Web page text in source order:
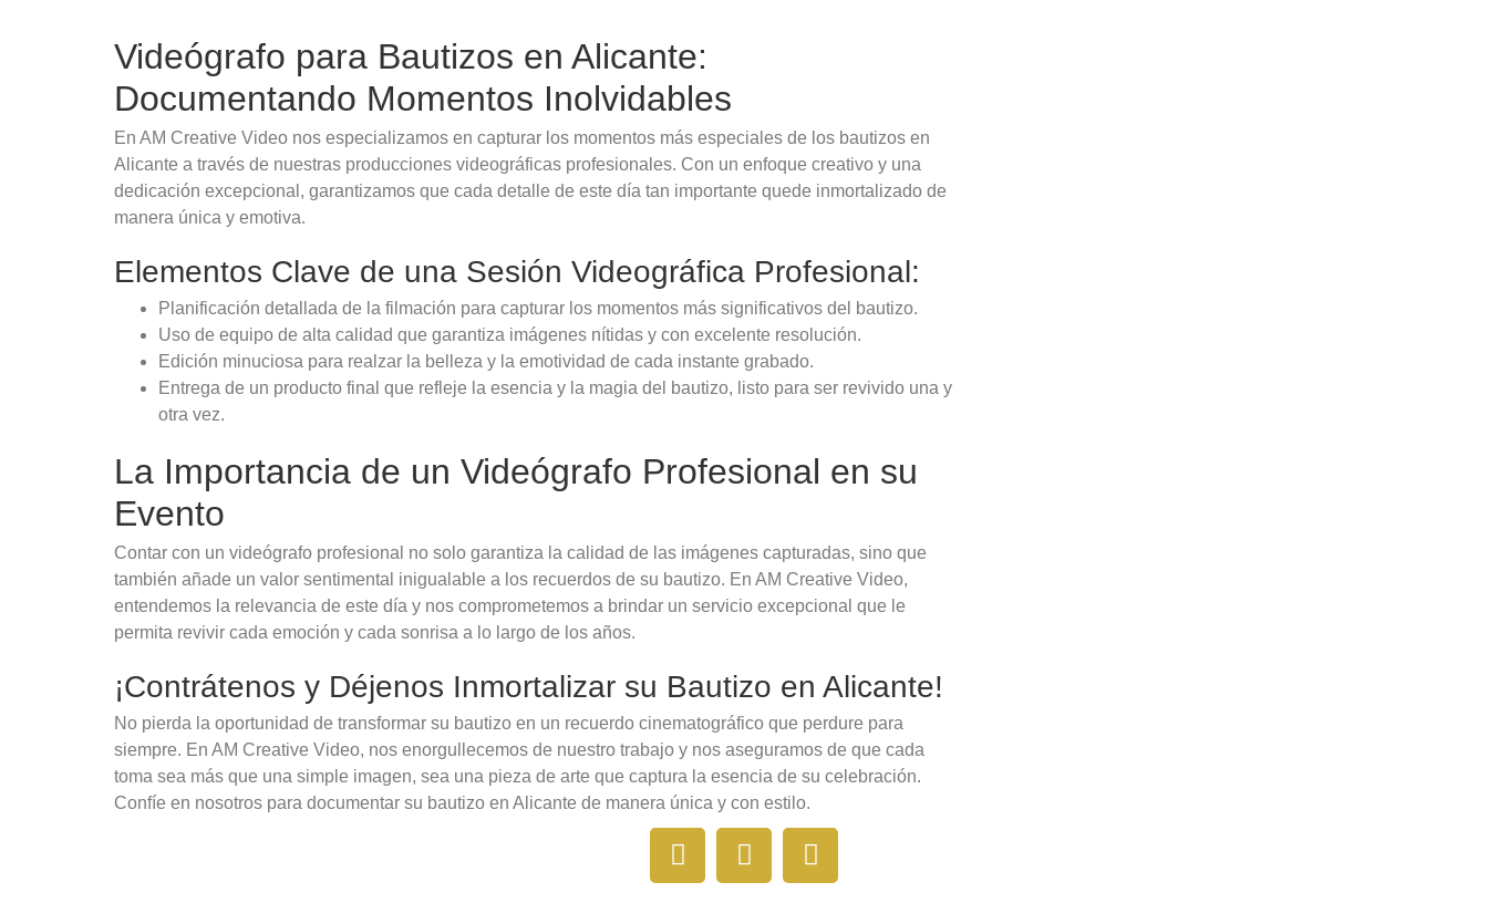
Videógrafo para Bautizos en Alicante:
Documentando Momentos Inolvidables
En AM Creative Video nos especializamos en capturar los momentos más especiales de los bautizos en
Alicante a través de nuestras producciones videográficas profesionales. Con un enfoque creativo y una
dedicación excepcional, garantizamos que cada detalle de este día tan importante quede inmortalizado de
manera única y emotiva.
Elementos Clave de una Sesión Videográfica Profesional:
Planificación detallada de la filmación para capturar los momentos más significativos del bautizo.
Uso de equipo de alta calidad que garantiza imágenes nítidas y con excelente resolución.
Edición minuciosa para realzar la belleza y la emotividad de cada instante grabado.
Entrega de un producto final que refleje la esencia y la magia del bautizo, listo para ser revivido una y
otra vez.
La Importancia de un Videógrafo Profesional en su
Evento
Contar con un videógrafo profesional no solo garantiza la calidad de las imágenes capturadas, sino que
también añade un valor sentimental inigualable a los recuerdos de su bautizo. En AM Creative Video,
entendemos la relevancia de este día y nos comprometemos a brindar un servicio excepcional que le
permita revivir cada emoción y cada sonrisa a lo largo de los años.
¡Contrátenos y Déjenos Inmortalizar su Bautizo en Alicante!
No pierda la oportunidad de transformar su bautizo en un recuerdo cinematográfico que perdure para
siempre. En AM Creative Video, nos enorgullecemos de nuestro trabajo y nos aseguramos de que cada
toma sea más que una simple imagen, sea una pieza de arte que captura la esencia de su celebración.
Confíe en nosotros para documentar su bautizo en Alicante de manera única y con estilo.